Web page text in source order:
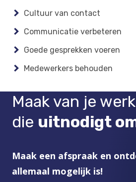
Cultuur van contact
Communicatie verbeteren
Goede gesprekken voeren
Medewerkers behouden
Maak van je
die uitnodigt
Maak een afspraak en
allemaal mogelijk is!